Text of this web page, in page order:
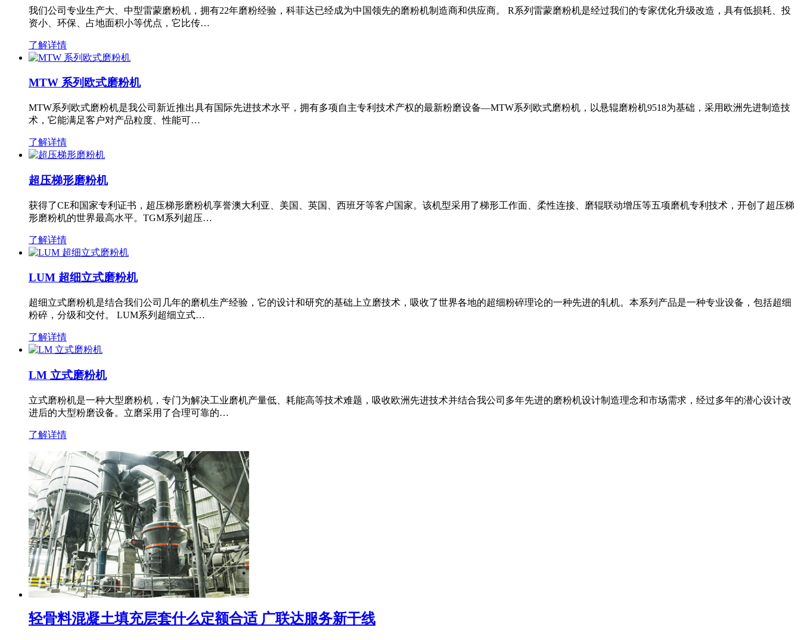
我们公司专业生产大、中型雷蒙磨粉机，拥有22年磨粉经验，科菲达已经成为中国领先的磨粉机制造商和供应商。 R系列雷蒙磨粉机是经过我们的专家优化升级改造，具有低损耗、投
资小、环保、占地面积小等优点，它比传…
了解详情
MTW 系列欧式磨粉机
MTW系列欧式磨粉机是我公司新近推出具有国际先进技术水平，拥有多项自主专利技术产权的最新粉磨设备—MTW系列欧式磨粉机，以悬辊磨粉机9518为基础，采用欧洲先进制造技
术，它能满足客户对产品粒度、性能可…
了解详情
超压梯形磨粉机
获得了CE和国家专利证书，超压梯形磨粉机享誉澳大利亚、美国、英国、西班牙等客户国家。该机型采用了梯形工作面、柔性连接、磨辊联动增压等五项磨机专利技术，开创了超压梯
形磨粉机的世界最高水平。TGM系列超压…
了解详情
LUM 超细立式磨粉机
超细立式磨粉机是结合我们公司几年的磨机生产经验，它的设计和研究的基础上立磨技术，吸收了世界各地的超细粉碎理论的一种先进的轧机。本系列产品是一种专业设备，包括超细
粉碎，分级和交付。 LUM系列超细立式…
了解详情
LM 立式磨粉机
立式磨粉机是一种大型磨粉机，专门为解决工业磨机产量低、耗能高等技术难题，吸收欧洲先进技术并结合我公司多年先进的磨粉机设计制造理念和市场需求，经过多年的潜心设计改
进后的大型粉磨设备。立磨采用了合理可靠的…
了解详情
轻骨料混凝土填充层套什么定额合适 广联达服务新干线